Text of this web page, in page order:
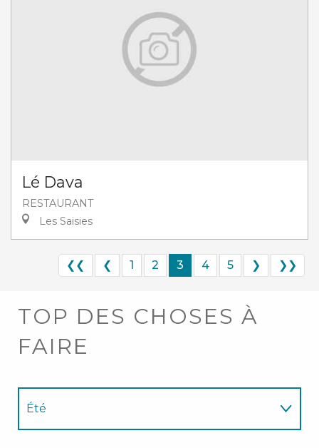
Lé Dava
RESTAURANT
Les Saisies
❮❮ ❮ 1 2 3 4 5 ❯ ❯❯
TOP DES CHOSES À
FAIRE
Été